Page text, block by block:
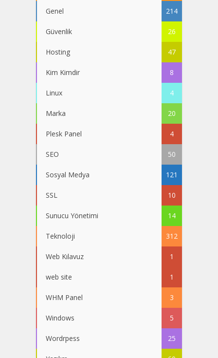
Genel 214
Güvenlik 26
Hosting 47
Kim Kimdir 8
Linux 4
Marka 20
Plesk Panel 4
SEO 50
Sosyal Medya 121
SSL 10
Sunucu Yönetimi 14
Teknoloji 312
Web Kılavuz 1
web site 1
WHM Panel 3
Windows 5
Wordrpess 25